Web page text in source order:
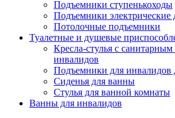
Подъемники ступенькоходы
Подъемники электрические
Потолочные подъемники
Туалетные и душевые
Кресла-стулья с
инвалидов
Подъемники для инвалидов
Сиденья для ванны
Стулья для ванной комнаты
Ванны для инвалидов